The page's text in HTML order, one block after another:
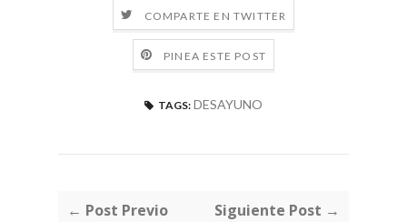
COMPARTE EN TWITTER
PINEA ESTE POST
TAGS: DESAYUNO
← Post Previo Siguiente Post →